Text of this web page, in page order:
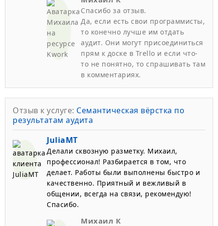
Спасибо за отзыв.
Да, если есть свои программисты,
то конечно лучше им отдать
аудит. Они могут присоединиться
прям к доске в Trello и если что-
то не понятно, то спрашивать там
в комментариях.
Отзыв к услуге: Семантическая вёрстка по
результатам аудита
JuliaMT
Делали сквозную разметку. Михаил,
профессионал! Разбирается в том, что
делает. Работы были выполнены быстро и
качественно. Приятный и вежливый в
общении, всегда на связи, рекомендую!
Спасибо.
Михаил К